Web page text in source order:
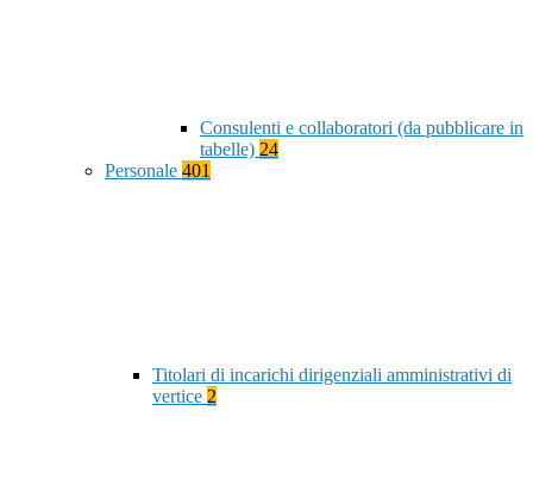
Consulenti e collaboratori (da pubblicare in
tabelle) 24
Personale 401
Titolari di incarichi dirigenziali amministrativi di
vertice 2